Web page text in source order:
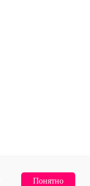
Понятно